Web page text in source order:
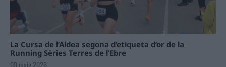
La Cursa de l’Aldea segona d’etiqueta d’or de la
Running Sèries Terres de l’Ebre
09 maig 2026